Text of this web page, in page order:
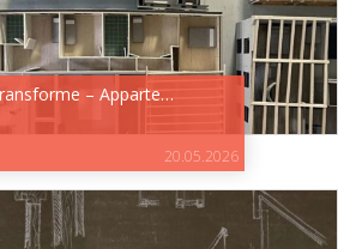
– Apparte…
20.05.2026